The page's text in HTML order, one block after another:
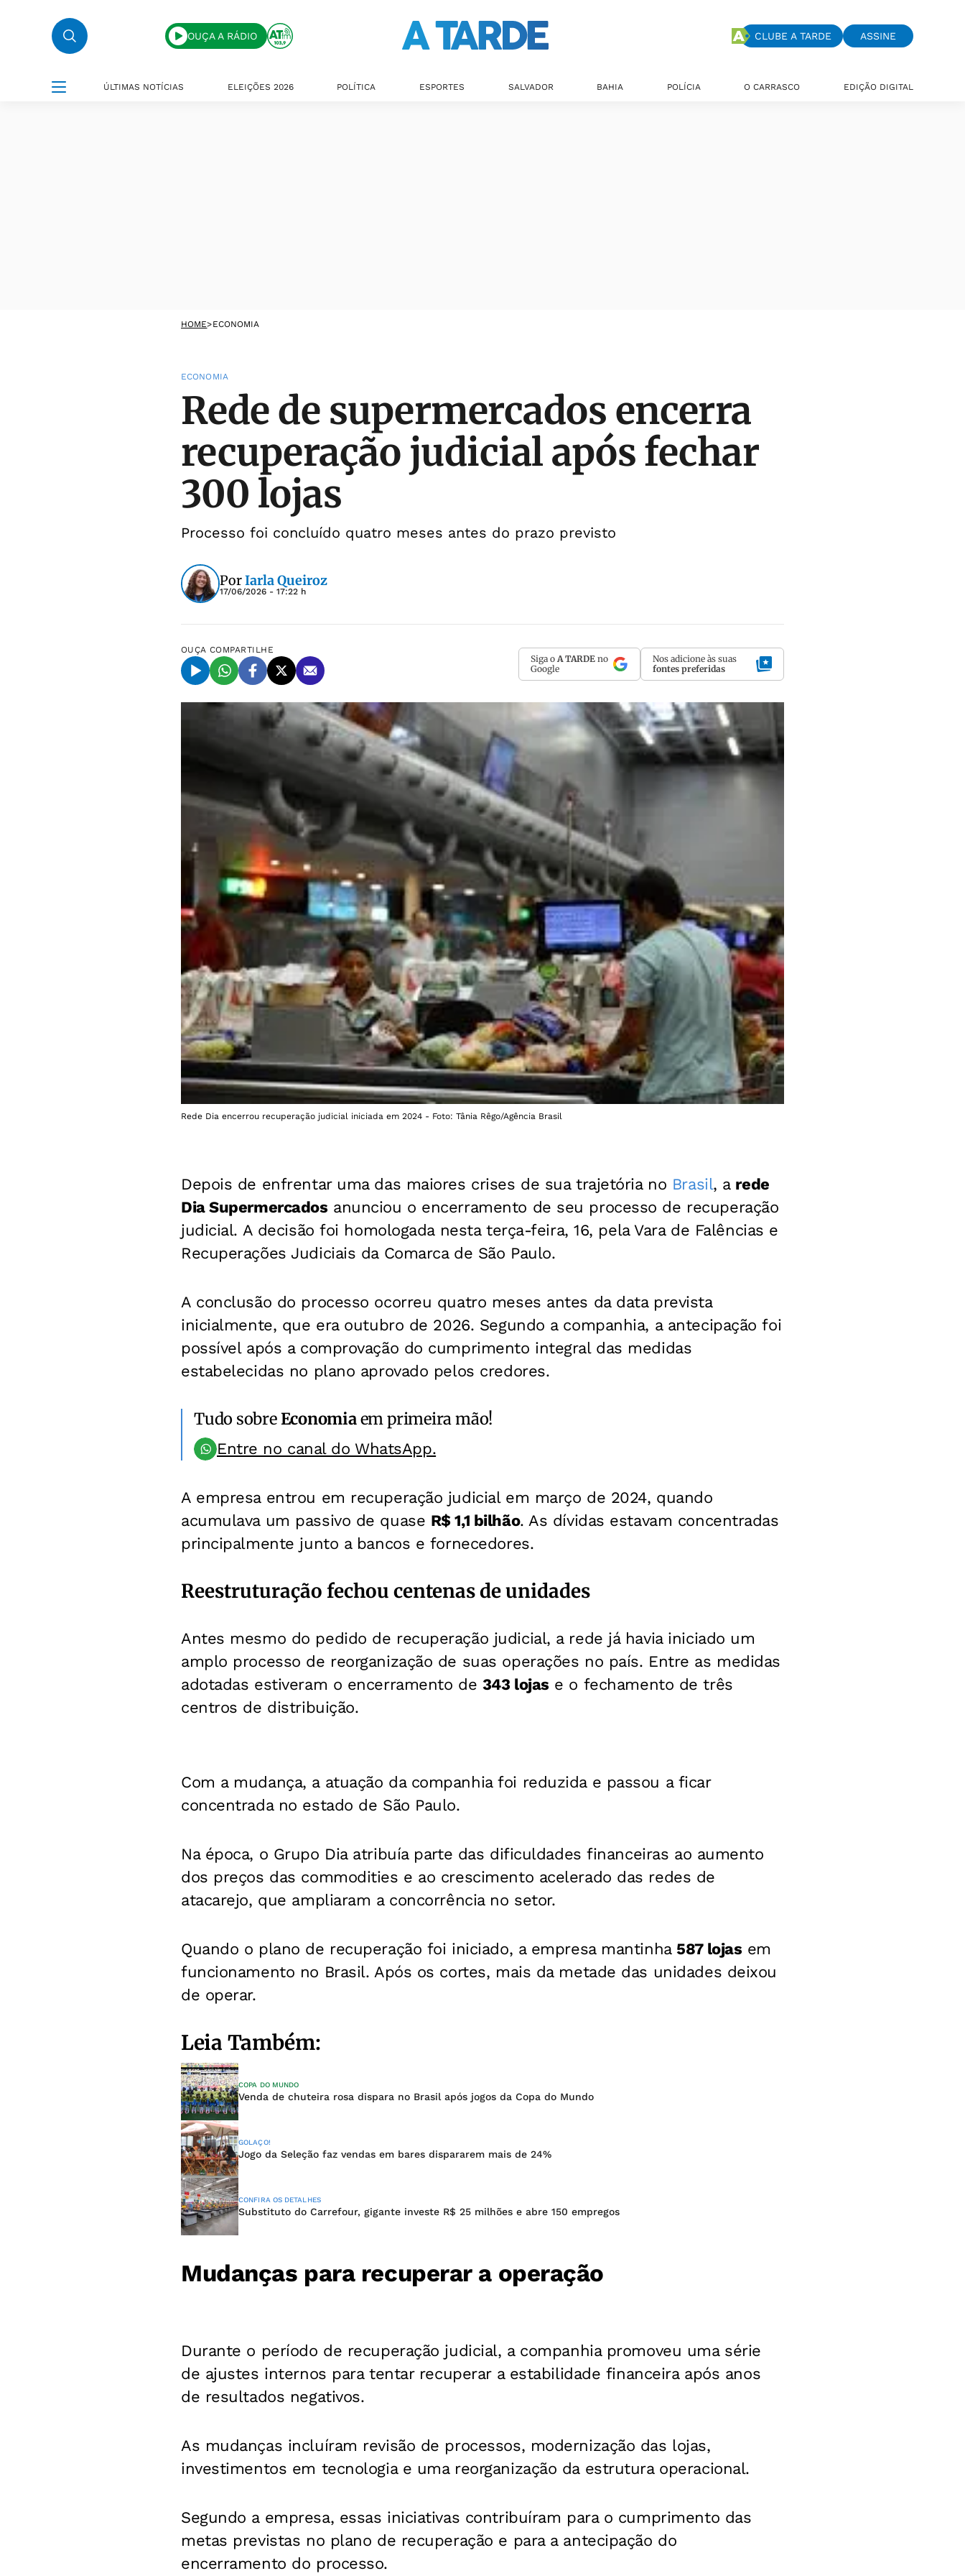
OUÇA A RÁDIO CLUBE A TARDE ASSINE
ÚLTIMAS NOTÍCIAS ELEIÇÕES 2026 POLÍTICA ESPORTES SALVADOR BAHIA POLÍCIA O CARRASCO EDIÇÃO DIGITAL
HOME>ECONOMIA
ECONOMIA
Rede de supermercados encerra
recuperação judicial após fechar
300 lojas
Processo foi concluído quatro meses antes do prazo previsto
PorIarla Queiroz
17/06/2026 - 17:22 h
OUÇA COMPARTILHE
Siga o A TARDE no
Google
Nos adicione às suas
fontes preferidas
Rede Dia encerrou recuperação judicial iniciada em 2024 - Foto: Tânia Rêgo/Agência Brasil
Depois de enfrentar uma das maiores crises de sua trajetória no Brasil, a rede
Dia Supermercados anunciou o encerramento de seu processo de recuperação
judicial. A decisão foi homologada nesta terça-feira, 16, pela Vara de Falências e
Recuperações Judiciais da Comarca de São Paulo.
A conclusão do processo ocorreu quatro meses antes da data prevista
inicialmente, que era outubro de 2026. Segundo a companhia, a antecipação foi
possível após a comprovação do cumprimento integral das medidas
estabelecidas no plano aprovado pelos credores.
Tudo sobreEconomiaem primeira mão!
Entre no canal do WhatsApp.
A empresa entrou em recuperação judicial em março de 2024, quando
acumulava um passivo de quase R$ 1,1 bilhão. As dívidas estavam concentradas
principalmente junto a bancos e fornecedores.
Reestruturação fechou centenas de unidades
Antes mesmo do pedido de recuperação judicial, a rede já havia iniciado um
amplo processo de reorganização de suas operações no país. Entre as medidas
adotadas estiveram o encerramento de 343 lojas e o fechamento de três
centros de distribuição.
Com a mudança, a atuação da companhia foi reduzida e passou a ficar
concentrada no estado de São Paulo.
Na época, o Grupo Dia atribuía parte das dificuldades financeiras ao aumento
dos preços das commodities e ao crescimento acelerado das redes de
atacarejo, que ampliaram a concorrência no setor.
Quando o plano de recuperação foi iniciado, a empresa mantinha587 lojas em
funcionamento no Brasil. Após os cortes, mais da metade das unidades deixou
de operar.
Leia Também:
COPA DO MUNDO
Venda de chuteira rosa dispara no Brasil após jogos da Copa do Mundo
GOLAÇO!
Jogo da Seleção faz vendas em bares dispararem mais de 24%
CONFIRA OS DETALHES
Substituto do Carrefour, gigante investe R$ 25 milhões e abre 150 empregos
Mudanças para recuperar a operação
Durante o período de recuperação judicial, a companhia promoveu uma série
de ajustes internos para tentar recuperar a estabilidade financeira após anos
de resultados negativos.
As mudanças incluíram revisão de processos, modernização das lojas,
investimentos em tecnologia e uma reorganização da estrutura operacional.
Segundo a empresa, essas iniciativas contribuíram para o cumprimento das
metas previstas no plano de recuperação e para a antecipação do
encerramento do processo.